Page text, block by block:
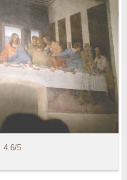
4.6/5